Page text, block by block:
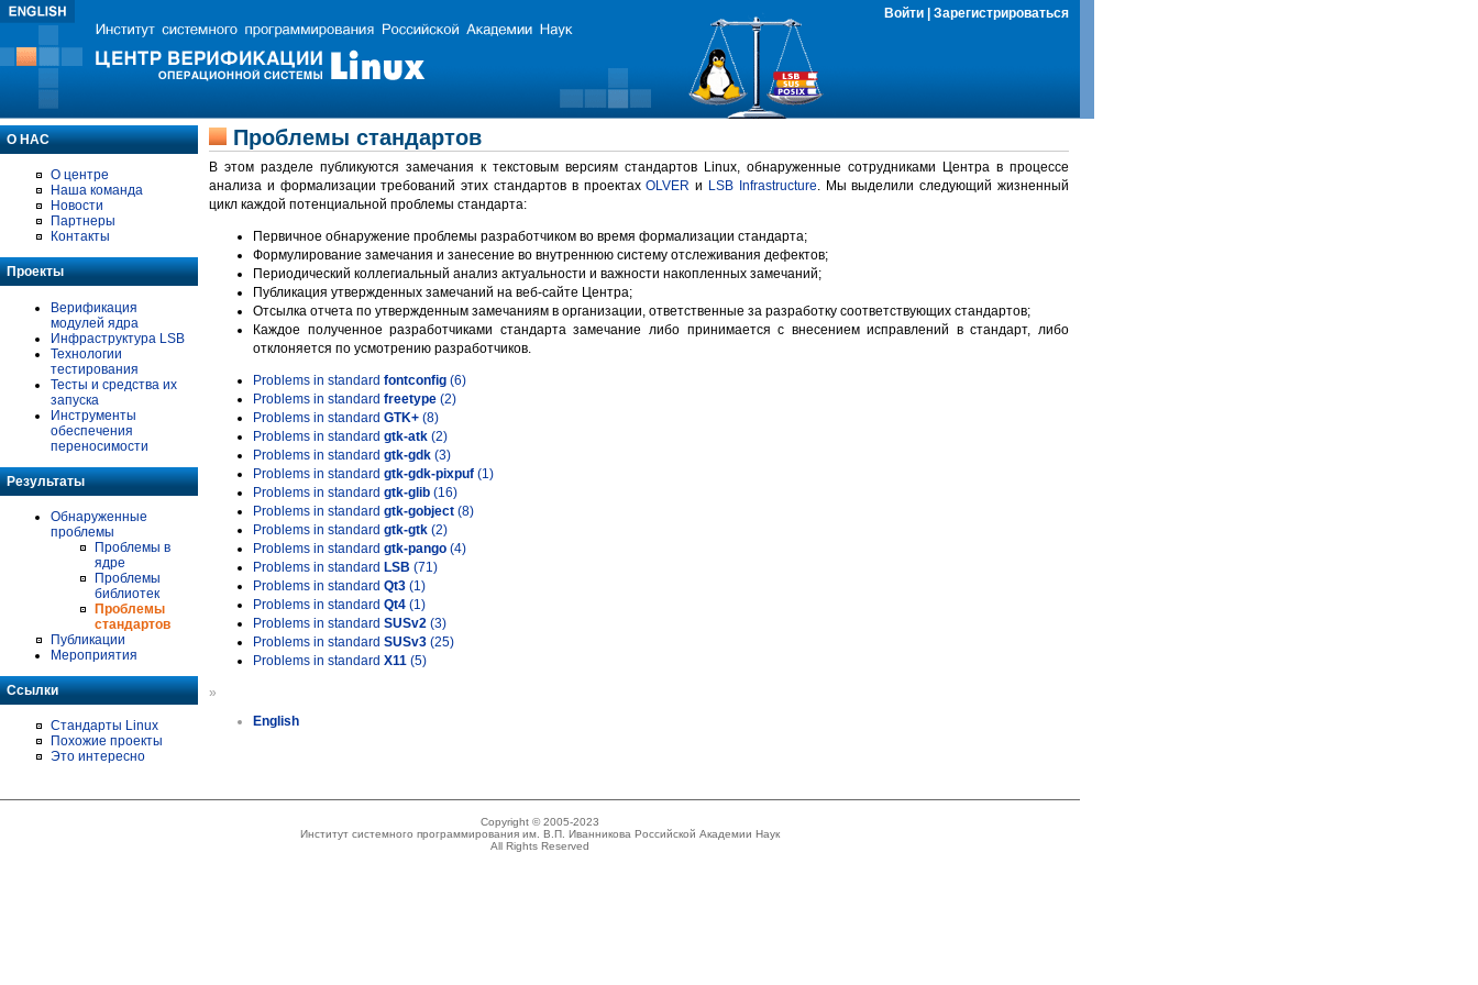
Войти Зарегистрироваться
О НАС
О центре
Наша команда
Новости
Партнеры
Контакты
Проекты
Верификация
модулей ядра
Инфраструктура LSB
Технологии
тестирования
Тесты и средства их
запуска
Инструменты
обеспечения
переносимости
Результаты
Обнаруженные
проблемы
Проблемы в
ядре
Проблемы
библиотек
Проблемы
стандартов
Публикации
Мероприятия
Ссылки
Стандарты Linux
Похожие проекты
Это интересно
Проблемы стандартов
В этом разделе публикуются замечания к текстовым версиям стандартов Linux, обнаруженные сотрудниками Центра в процессе
анализа и формализации требований этих стандартов в проектахOLVER и LSB Infrastructure. Мы выделили следующий жизненный
цикл каждой потенциальной проблемы стандарта:
Первичное обнаружение проблемы разработчиком во время формализации стандарта;
Формулирование замечания и занесение во внутреннюю систему отслеживания дефектов;
Периодический коллегиальный анализ актуальности и важности накопленных замечаний;
Публикация утвержденных замечаний на веб-сайте Центра;
Отсылка отчета по утвержденным замечаниям в организации, ответственные за разработку соответствующих стандартов;
Каждое полученное разработчиками стандарта замечание либо принимается с внесением исправлений в стандарт, либо
отклоняется по усмотрению разработчиков.
Problems in standard fontconfig (6)
Problems in standard freetype (2)
Problems in standard GTK+ (8)
Problems in standard gtk-atk (2)
Problems in standard gtk-gdk (3)
Problems in standard gtk-gdk-pixpuf (1)
Problems in standard gtk-glib (16)
Problems in standard gtk-gobject (8)
Problems in standard gtk-gtk (2)
Problems in standard gtk-pango (4)
Problems in standard LSB (71)
Problems in standard Qt3 (1)
Problems in standard Qt4 (1)
Problems in standard SUSv2 (3)
Problems in standard SUSv3 (25)
Problems in standard X11 (5)
»
English
Copyright © 2005-2023
Институт системного программирования им. В.П. Иванникова Российской Академии Наук
All Rights Reserved